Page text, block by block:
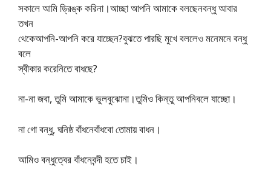
সকালে আমি ড্রিঙ্ক করিনা।আচ্ছা আপনি আমাকে বলছেনবন্ধু আবার
তখন
থেকেআপনি-আপনি করে যাচ্ছেন?বুঝতে পারছি মুখে বললেও মনেমনে বন্ধু
বলে
স্বীকার করেনিতে বাধছে?
না-না জবা, তুমি আমাকে ভুলবুঝোনা।তুমিও কিন্তু আপনিবলে যাচ্ছো।
না গো বন্ধু, ঘনিষ্ঠ বাঁধনেবাঁধবো তোমায় বাধন।
আমিও বন্ধুত্বের বাঁধনেবন্দী হতে চাই।